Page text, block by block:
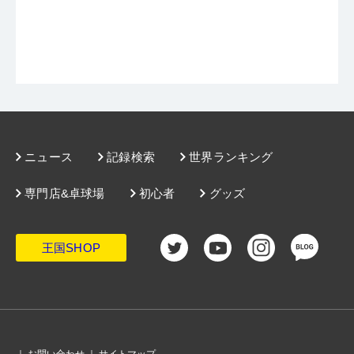
ニュース 記録検索 世界ランキング
グッズ
専門店&卓球場 初心者
王国SHOP